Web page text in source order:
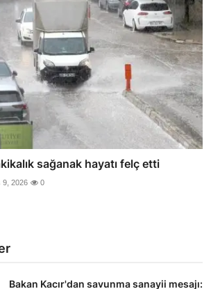
sağanak hayatı felç etti
9, 2026 0
Bakan Kacır'dan savunma sanayii mesajı: